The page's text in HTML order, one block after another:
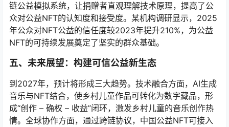
链公益模拟系统，让捐赠者直观理解技术原理，提高了公
众对公益NFT的认知度和接受度。某机构调研显示，2025
年公众对NFT公益的信任度较2023年提升210%，为公益
NFT的可持续发展奠定了坚实的群众基础。
五、未来展望：构建可信公益新生态
到2027年，预计将形成三大趋势。技术融合方面，AI生成
音乐与NFT结合，使乡村儿童作品可转化为数字藏品，形
成“创作 – 确权 – 收益”闭环，激发乡村儿童的音乐创作热
情。全球协作方面，通过跨链协议，中国公益NFT可接入